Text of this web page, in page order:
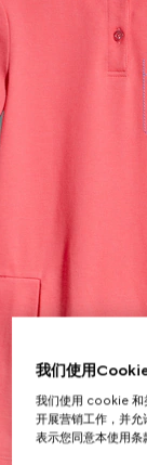
我们使用
我们使用 cookie 和
开展营销工作，并
表示您同意本使用条